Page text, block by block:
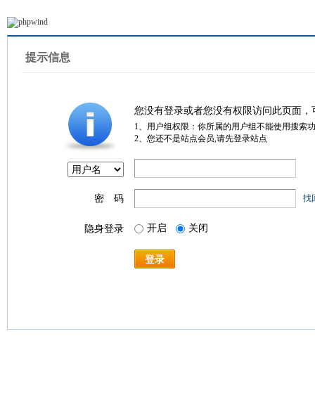
提示信息
您没有登录或者您没有权限访问此页面
1、用户组权限：你所属的用户组不能使用搜索
2、您还不是站点会员,请先登录站点
密 码 找
隐身登录 开启 关闭
登录